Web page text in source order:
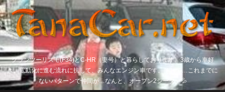
グランツーリスモ(F34)とC-HR（妻号）と暮らしております。3歳から車好
き。電動化に進む流れに抗して、みんなエンジン車です。そして…これまでに
ないパターンで仲間が…なんと、オープン2シーター💦